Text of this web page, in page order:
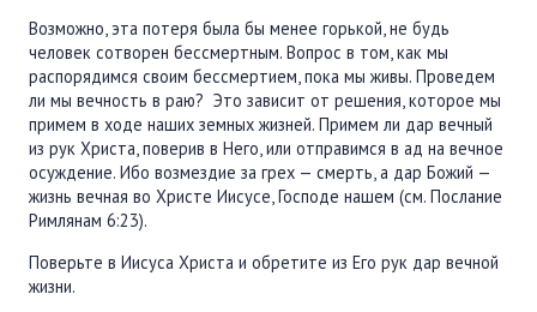
Возможно, эта потеря была бы менее горькой, не будь
человек сотворен бессмертным. Вопрос в том, как мы
распорядимся своим бессмертием, пока мы живы. Проведем
ли мы вечность в раю? Это зависит от решения, которое мы
примем в ходе наших земных жизней. Примем ли дар вечный
из рук Христа, поверив в Него, или отправимся в ад на вечное
осуждение. Ибо возмездие за грех — смерть, а дар Божий —
жизнь вечная во Христе Иисусе, Господе нашем (см. Послание
Римлянам 6:23).
Поверьте в Иисуса Христа и обретите из Его рук дар вечной
жизни.